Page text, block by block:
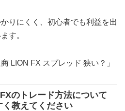
りにくく、初心者でも利益を出
す。
LION FX スプレッド 狭い？」
のトレード方法について
教えてください